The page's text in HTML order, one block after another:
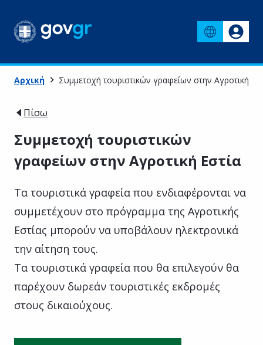
Αρχική Συμμετοχή τουριστικών γραφείων στην Αγροτική
Πίσω
Συμμετοχή τουριστικών
γραφείων στην Αγροτική Εστία
Τα τουριστικά γραφεία που ενδιαφέρονται να
συμμετέχουν στο πρόγραμμα της Αγροτικής
Εστίας μπορούν να υποβάλουν ηλεκτρονικά
την αίτηση τους.
Τα τουριστικά γραφεία που θα επιλεγούν θα
παρέχουν δωρεάν τουριστικές εκδρομές
στους δικαιούχους.